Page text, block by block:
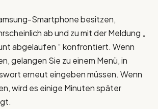
Smartphone besitzen,
ab und zu mit der Meldung „
abgelaufen “ konfrontiert. Wenn
gelangen Sie zu einem Menü, in
erneut eingeben müssen. Wenn
wird es einige Minuten später